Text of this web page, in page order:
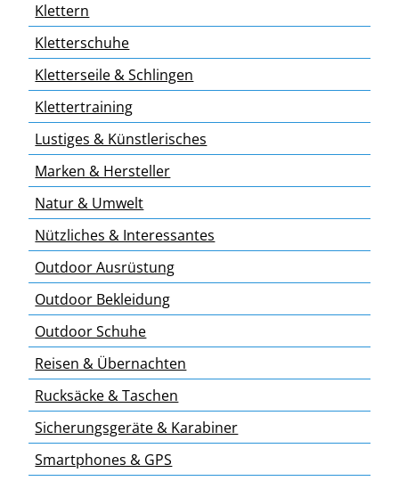
Klettern
Kletterschuhe
Kletterseile & Schlingen
Klettertraining
Lustiges & Künstlerisches
Marken & Hersteller
Natur & Umwelt
Nützliches & Interessantes
Outdoor Ausrüstung
Outdoor Bekleidung
Outdoor Schuhe
Reisen & Übernachten
Rucksäcke & Taschen
Sicherungsgeräte & Karabiner
Smartphones & GPS